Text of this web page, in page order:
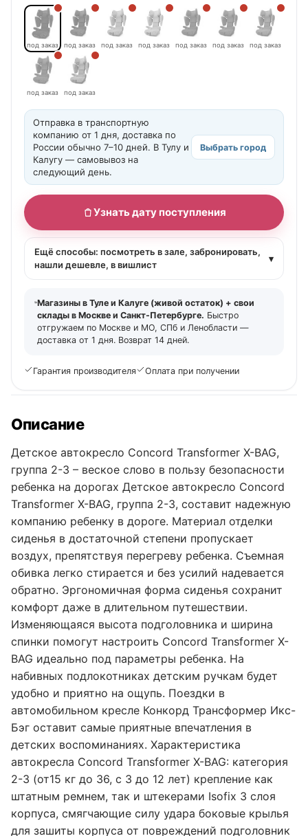
под заказ под заказ под заказ под заказ под заказ под заказ под заказ
под заказ под заказ
Отправка в транспортную
компанию от 1 дня, доставка по
России обычно 7–10 дней. В Тулу и
Калугу — самовывоз на
следующий день.
Выбрать город
Узнать дату поступления
Ещё способы: посмотреть в зале, забронировать,
нашли дешевле, в вишлист
▾
Магазины в Туле и Калуге (живой остаток) + свои
склады в Москве и Санкт-Петербурге. Быстро
отгружаем по Москве и МО, СПб и Ленобласти —
доставка от 1 дня. Возврат 14 дней.
Гарантия производителя Оплата при получении
Описание
Детское автокресло Concord Transformer X-BAG,
группа 2-3 – веское слово в пользу безопасности
ребенка на дорогах Детское автокресло Concord
Transformer X-BAG, группа 2-3, составит надежную
компанию ребенку в дороге. Материал отделки
сиденья в достаточной степени пропускает
воздух, препятствуя перегреву ребенка. Съемная
обивка легко стирается и без усилий надевается
обратно. Эргономичная форма сиденья сохранит
комфорт даже в длительном путешествии.
Изменяющаяся высота подголовника и ширина
спинки помогут настроить Concord Transformer X-
BAG идеально под параметры ребенка. На
набивных подлокотниках детским ручкам будет
удобно и приятно на ощупь. Поездки в
автомобильном кресле Конкорд Трансформер Икс-
Бэг оставит самые приятные впечатления в
детских воспоминаниях. Характеристика
автокресла Concord Transformer X-BAG: категория
2-3 (от15 кг до 36, с 3 до 12 лет) крепление как
штатным ремнем, так и штекерами Isofix 3 слоя
корпуса, смягчающие силу удара боковые крылья
для зашиты корпуса от повреждений подголовник